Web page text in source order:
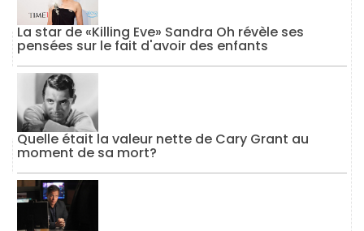
La star de «Killing Eve» Sandra Oh révèle ses
pensées sur le fait d'avoir des enfants
Quelle était la valeur nette de Cary Grant au
moment de sa mort?